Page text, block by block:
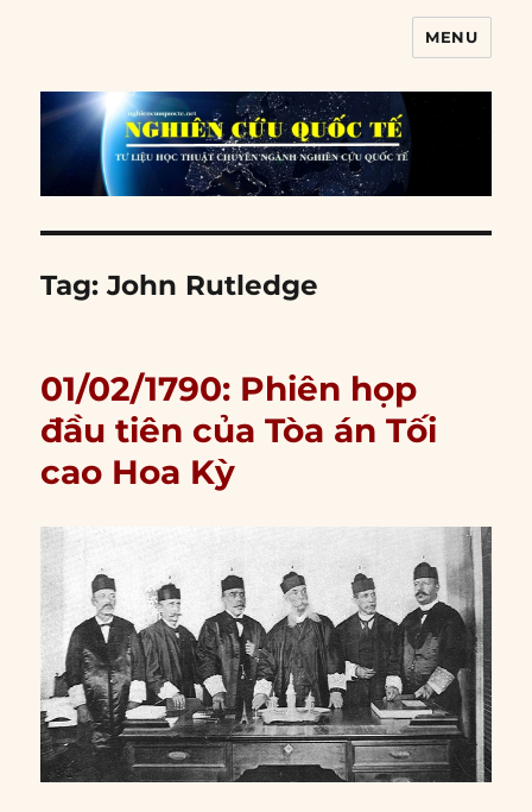
MENU
Tag:John Rutledge
01/02/1790: Phiên họp
đầu tiên của Tòa án Tối
cao Hoa Kỳ